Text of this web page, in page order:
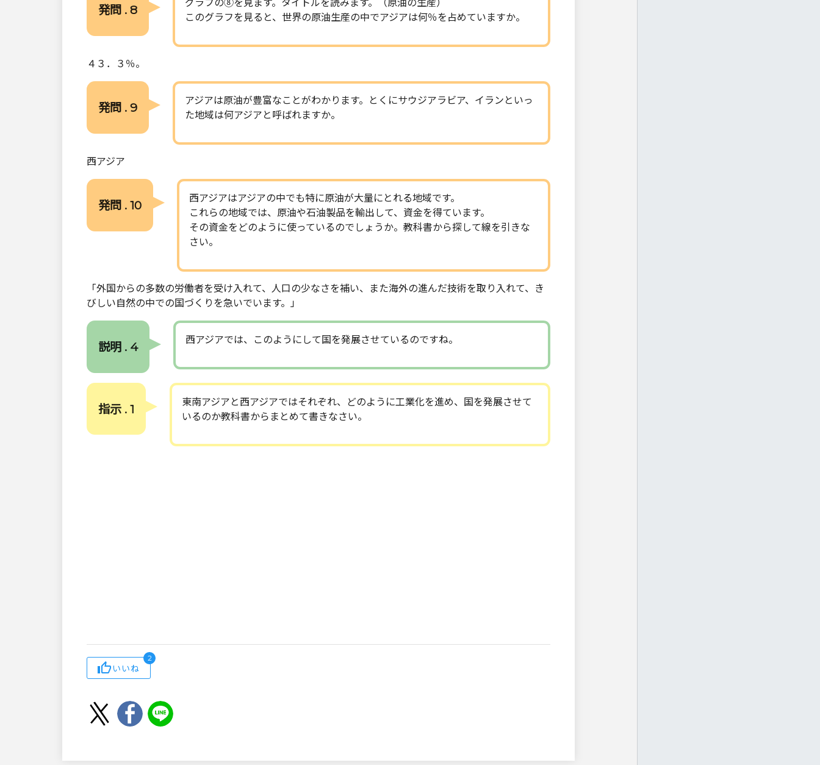
発問 . 8
グラフの⑧を見ます。タイトルを読みます。（原油の生産）
このグラフを見ると、世界の原油生産の中でアジアは何％を占めていますか。
４３．３％。
発問 . 9
アジアは原油が豊富なことがわかります。とくにサウジアラビア、イランといっ
た地域は何アジアと呼ばれますか。
西アジア
発問 . 10
西アジアはアジアの中でも特に原油が大量にとれる地域です。
これらの地域では、原油や石油製品を輸出して、資金を得ています。
その資金をどのように使っているのでしょうか。教科書から探して線を引きな
さい。
「外国からの多数の労働者を受け入れて、人口の少なさを補い、また海外の進んだ技術を取り入れて、き
びしい自然の中での国づくりを急いでいます。」
説明 . 4 西アジアでは、このようにして国を発展させているのですね。
指示 . 1
東南アジアと西アジアではそれぞれ、どのように工業化を進め、国を発展させて
いるのか教科書からまとめて書きなさい。
いいね
2